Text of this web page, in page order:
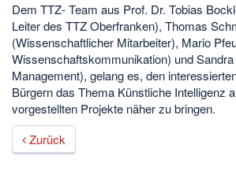
Dem TTZ- Team aus Prof. Dr. Tobias
Leiter des TTZ Oberfranken), Thomas
(Wissenschaftlicher Mitarbeiter), Mario
Wissenschaftskommunikation) und
Management), gelang es, den
Bürgern das Thema Künstliche Intelligenz
vorgestellten Projekte näher zu bringen.
Zurück